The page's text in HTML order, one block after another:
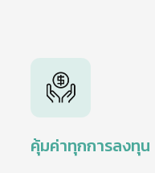
คุ้มค่าทุกการลงทุน